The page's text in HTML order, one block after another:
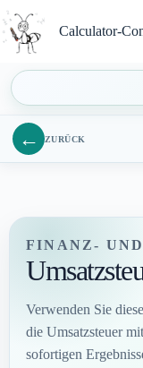
Inhalt
springen
Calculator-
← ZURÜCK
FINANZ-
Verwenden Sie
die Umsatzsteuer
sofortigen